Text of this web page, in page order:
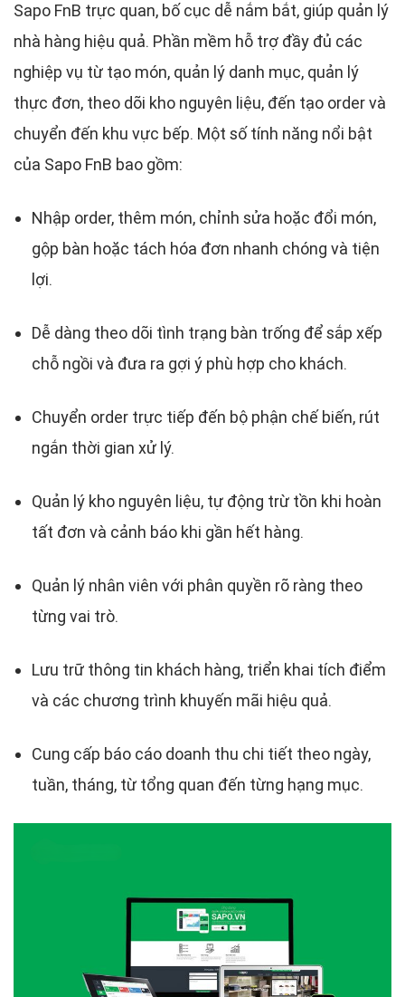
Sapo FnB trực quan, bố cục dễ nắm bắt, giúp quản lý
nhà hàng hiệu quả. Phần mềm hỗ trợ đầy đủ các
nghiệp vụ từ tạo món, quản lý danh mục, quản lý
thực đơn, theo dõi kho nguyên liệu, đến tạo order và
chuyển đến khu vực bếp. Một số tính năng nổi bật
của Sapo FnB bao gồm:
Nhập order, thêm món, chỉnh sửa hoặc đổi món,
gộp bàn hoặc tách hóa đơn nhanh chóng và tiện
lợi.
Dễ dàng theo dõi tình trạng bàn trống để sắp xếp
chỗ ngồi và đưa ra gợi ý phù hợp cho khách.
Chuyển order trực tiếp đến bộ phận chế biến, rút
ngắn thời gian xử lý.
Quản lý kho nguyên liệu, tự động trừ tồn khi hoàn
tất đơn và cảnh báo khi gần hết hàng.
Quản lý nhân viên với phân quyền rõ ràng theo
từng vai trò.
Lưu trữ thông tin khách hàng, triển khai tích điểm
và các chương trình khuyến mãi hiệu quả.
Cung cấp báo cáo doanh thu chi tiết theo ngày,
tuần, tháng, từ tổng quan đến từng hạng mục.